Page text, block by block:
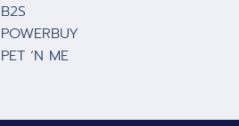
B2S
POWERBUY
PET ‘N ME